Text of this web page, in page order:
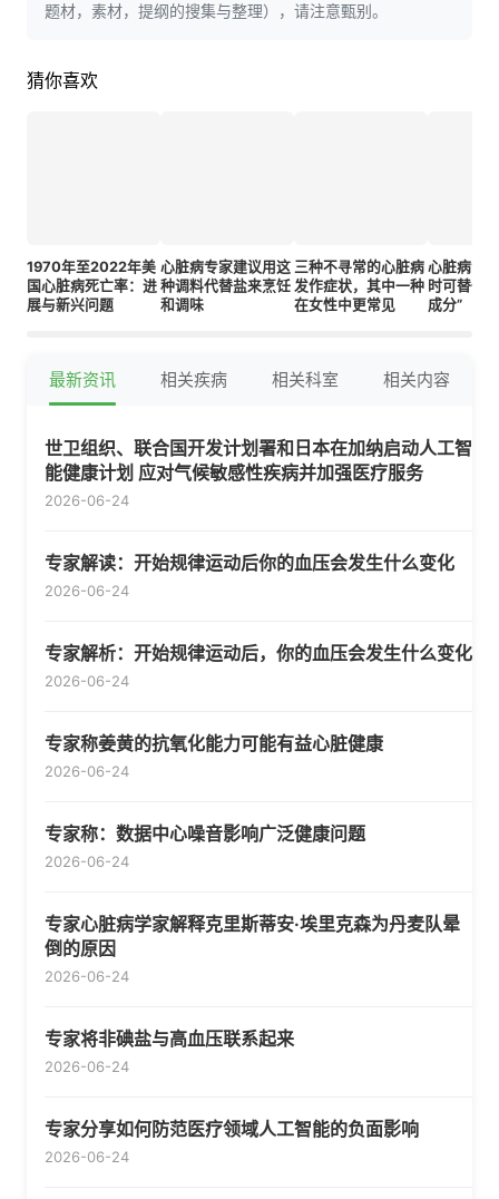
题材，素材，提纲的搜集与整理），请注意甄别。
猜你喜欢
1970年至2022年美
国心脏病死亡率：进
展与新兴问题
心脏病专家建议用这
种调料代替盐来烹饪
和调味
三种不寻常的心脏病
发作症状，其中一种
在女性中更常见
心脏病专
时可替代
成分”
最新资讯 相关疾病 相关科室 相关内容
世卫组织、联合国开发计划署和日本在加纳启动人工智
能健康计划 应对气候敏感性疾病并加强医疗服务
2026-06-24
专家解读：开始规律运动后你的血压会发生什么变化
2026-06-24
专家解析：开始规律运动后，你的血压会发生什么变化
2026-06-24
专家称姜黄的抗氧化能力可能有益心脏健康
2026-06-24
专家称：数据中心噪音影响广泛健康问题
2026-06-24
专家心脏病学家解释克里斯蒂安·埃里克森为丹麦队晕
倒的原因
2026-06-24
专家将非碘盐与高血压联系起来
2026-06-24
专家分享如何防范医疗领域人工智能的负面影响
2026-06-24